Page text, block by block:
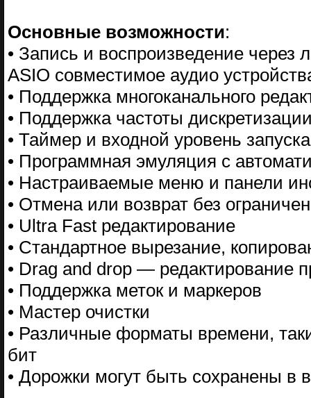
Основные возможности:
• Запись и воспроизведение
ASIO совместимое аудио
• Поддержка многоканального
• Поддержка частоты
• Таймер и входной уровень
• Программная эмуляция с
• Настраиваемые меню и панели
• Отмена или возврат без
• Ultra Fast редактирование
• Стандартное вырезание,
• Drag and drop — редактирование
• Поддержка меток и маркеров
• Мастер очистки
• Различные форматы времени,
бит
• Дорожки могут быть сохранены в